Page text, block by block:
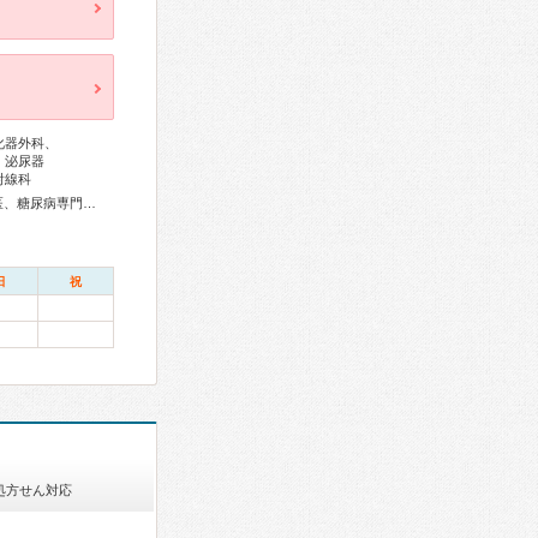
外科、
泌尿器
線科
祝
方せん対応